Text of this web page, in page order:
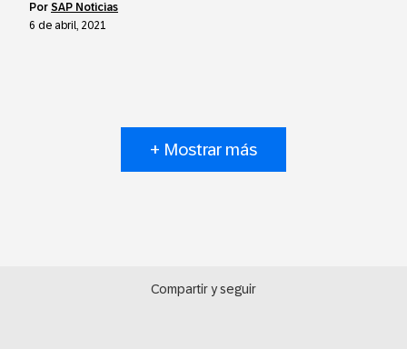
por SAP Noticias
6 de abril, 2021
+ Mostrar más
Compartir y seguir